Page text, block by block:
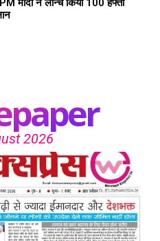
मोदी ने लॉन्च किया 100 हफ्तों
2026